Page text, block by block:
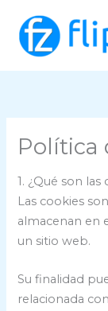
contenido
Política
1. ¿Qué son las
Las cookies
almacenan en
un sitio web.
Su finalidad
relacionada